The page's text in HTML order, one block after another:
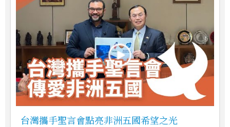
台灣攜手聖言會點亮非洲五國希望之光